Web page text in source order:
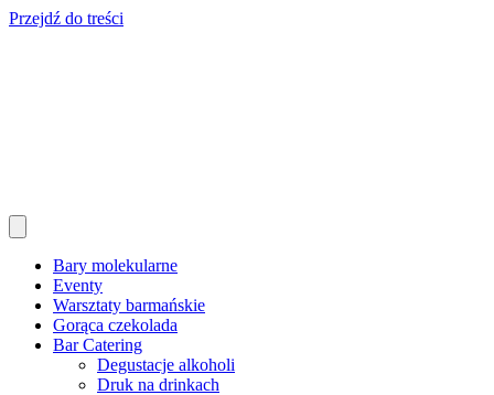
Przejdź do treści
Bary molekularne
Eventy
Warsztaty barmańskie
Gorąca czekolada
Bar Catering
Degustacje alkoholi
Druk na drinkach